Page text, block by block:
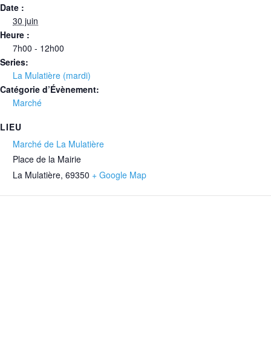
Date :
30 juin
Heure :
7h00 - 12h00
Series:
La Mulatière (mardi)
Catégorie d’Évènement:
Marché
LIEU
Marché de La Mulatière
Place de la Mairie
La Mulatière, 69350 + Google Map